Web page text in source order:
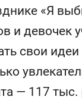
«Я
и девочек
свои
— 117
до
ключа: